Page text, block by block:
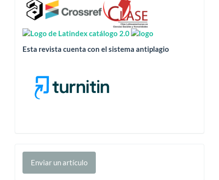
Esta revista cuenta con el sistema antiplagio
Enviar
unEnviar un artículo